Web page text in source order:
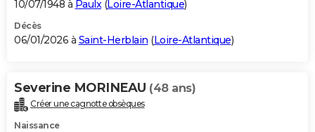
10/07/1948 à Paulx(Loire-Atlantique)
Décès
06/01/2026 à Saint-Herblain (Loire-Atlantique)
Severine MORINEAU (48 ans)
Créer une cagnotte obsèques
Naissance